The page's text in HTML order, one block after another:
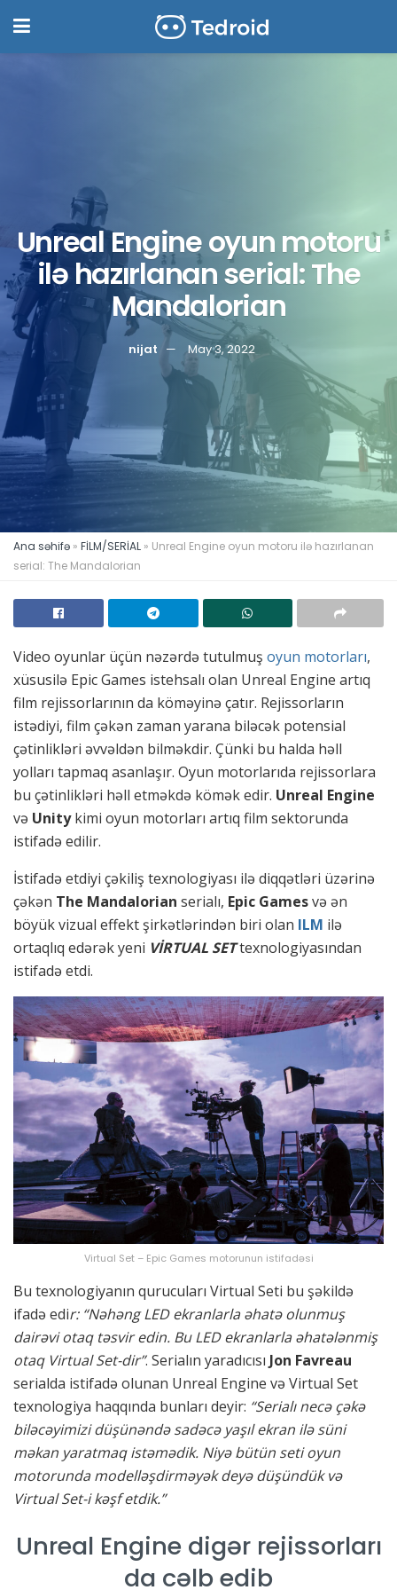
Unreal Engine oyun motoru
ilə hazırlanan serial: The
Mandalorian
nijat May 3, 2022
Ana səhifə » FİLM/SERİAL » Unreal Engine oyun motoru ilə hazırlanan
serial: The Mandalorian
Video oyunlar üçün nəzərdə tutulmuş oyun motorları,
xüsusilə Epic Games istehsalı olan Unreal Engine artıq
film rejissorlarının da köməyinə çatır. Rejissorların
istədiyi, film çəkən zaman yarana biləcək potensial
çətinlikləri əvvəldən bilməkdir. Çünki bu halda həll
yolları tapmaq asanlaşır. Oyun motorlarıda rejissorlara
bu çətinlikləri həll etməkdə kömək edir. Unreal Engine
və Unitykimi oyun motorları artıq film sektorunda
istifadə edilir.
İstifadə etdiyi çəkiliş texnologiyası ilə diqqətləri üzərinə
çəkən The Mandalorian serialı, Epic Gamesvə ən
böyük vizual effekt şirkətlərindən biri olan ILM ilə
ortaqlıq edərək yeni VİRTUAL SETtexnologiyasından
istifadə etdi.
Virtual Set – Epic Games motorunun istifadəsi
Bu texnologiyanın qurucuları Virtual Seti bu şəkildə
ifadə edir: “Nəhəng LED ekranlarla əhatə olunmuş
dairəvi otaq təsvir edin. Bu LED ekranlarla əhatələnmiş
otaq Virtual Set-dir”. Serialın yaradıcısı Jon Favreau
serialda istifadə olunan Unreal Engine və Virtual Set
texnologiya haqqında bunları deyir: “Serialı necə çəkə
biləcəyimizi düşünəndə sadəcə yaşıl ekran ilə süni
məkan yaratmaq istəmədik. Niyə bütün seti oyun
motorunda modelləşdirməyək deyə düşündük və
Virtual Set-i kəşf etdik.”
Unreal Engine digər rejissorları
da cəlb edib